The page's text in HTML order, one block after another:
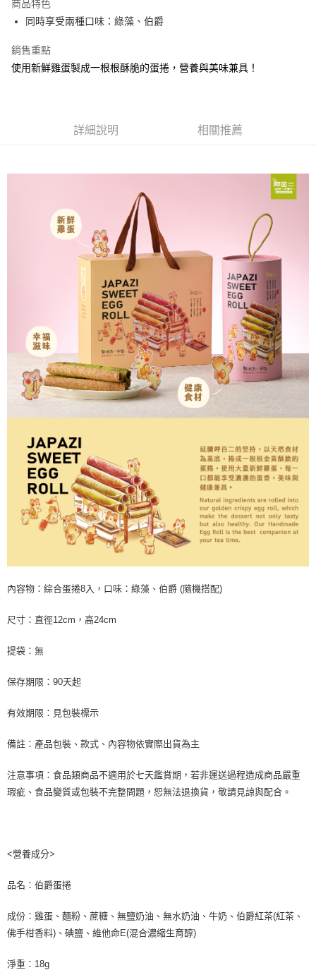
悠遊付
ATM付款
宅配 (限台灣本島，外島宅配請洽門市)
每筆NT$180，滿NT$5,000(含以上)免運費
商品特色
同時享受兩種口味：綠藻、伯爵
銷售重點
使用新鮮雞蛋製成一根根酥脆的蛋捲，營養與美味兼具！
詳細說明 相關推薦
內容物：綜合蛋捲8入，口味：綠藻、伯爵 (隨機搭配)
尺寸：直徑12cm，高24cm
提袋：無
保存期限：90天起
有效期限：見包裝標示
備註：產品包裝、款式、內容物依實際出貨為主
注意事項：食品類商品不適用於七天鑑賞期，若非運送過程造成商品嚴重
瑕疵、食品變質或包裝不完整問題，恕無法退換貨，敬請見諒與配合。
<營養成分>
品名：伯爵蛋捲
成份：雞蛋、麵粉、蔗糖、無鹽奶油、無水奶油、牛奶、伯爵紅茶(紅茶、
佛手柑香料)、碘鹽、維他命E(混合濃縮生育醇)
淨重：18g